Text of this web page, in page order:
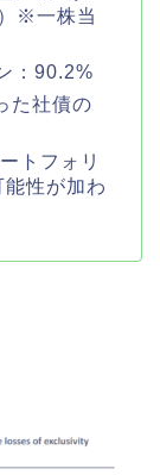
※一株当
：90.2%
た社債の
トフォリ
性が加わ